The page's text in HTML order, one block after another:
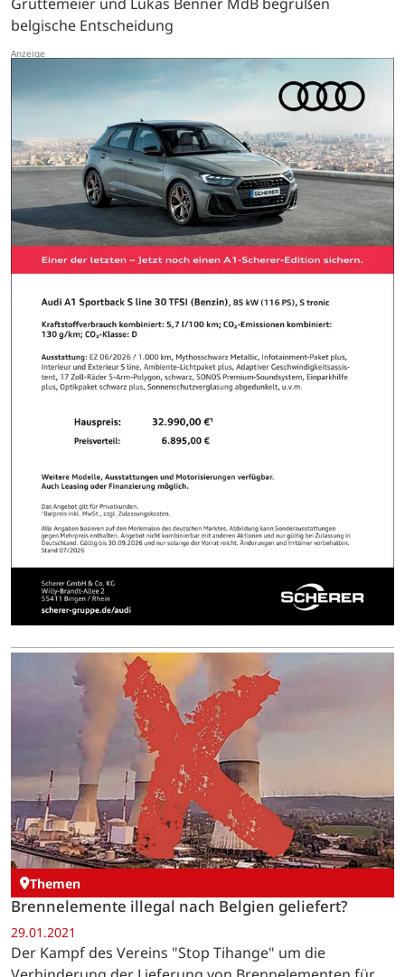
belgische Entscheidung
Themen
Brennelemente illegal nach Belgien geliefert?
29.01.2021
Der Kampf des Vereins "Stop Tihange" um die